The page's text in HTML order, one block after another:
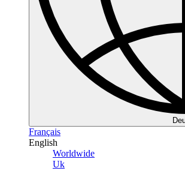
Français
English
Worldwide
Uk